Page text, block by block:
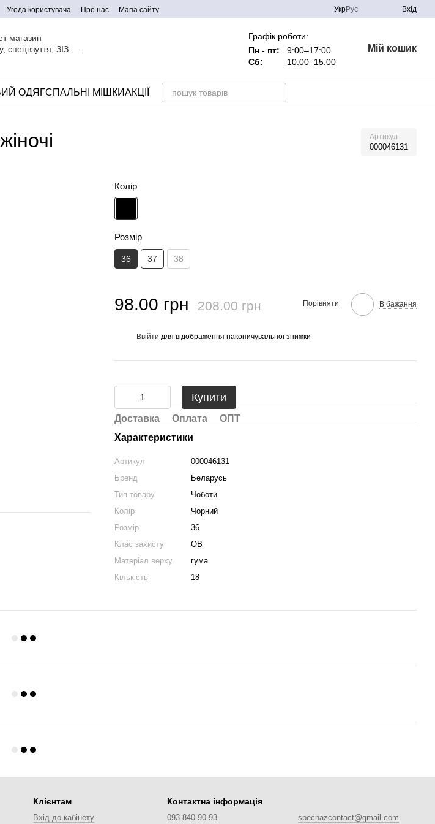
Угода користувача Про нас Мапа сайту УкрРус Вхід
Графік роботи:
Пн - пт:
9:00–17:00
Сб:
10:00–15:00
Мій кошик
ОДЯГСПАЛЬНІ МІШКИАКЦІЇ
Артикул
000046131
Колір
Розмір
36 37 38
98.00 грн 208.00 грн Порівняти В бажання
Ввійти для відображення накопичувальної знижки
Купити
Доставка Оплата
ОПТ
Характеристики
Артикул
000046131
Бренд
Беларусь
Тип товару
Чоботи
Колір
Чорний
Розмір
36
Клас захисту
OB
Матеріал верху
гума
Кількість
18
Клієнтам
Вхід до кабінету
Контактна інформація
093 840-90-93 specnazcontact@gmail.com